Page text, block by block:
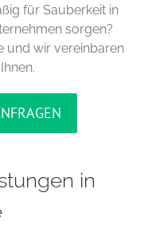
für Sauberkeit in
sorgen?
und wir vereinbaren
in